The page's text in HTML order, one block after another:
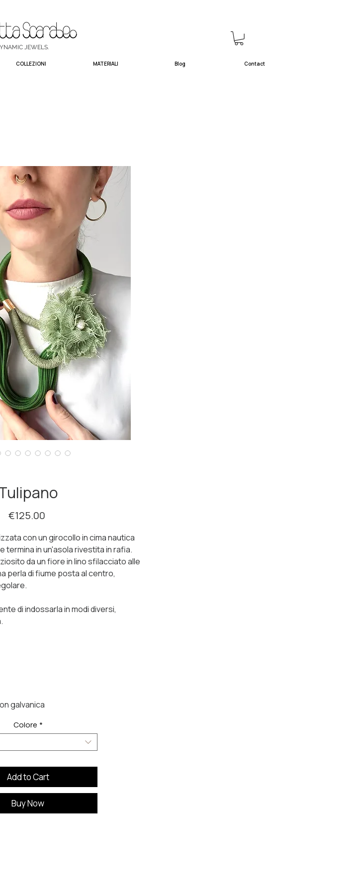
JEWELS.
COLLEZIONI MATERIALI Blog Contact
€125.00Price
con un girocollo in cima nautica
termina in un'asola rivestita in rafia.
da un fiore in lino sfilacciato alle
perla di fiume posta al centro,
di indossarla in modi diversi,
galvanica
Colore *
Add to Cart
Buy Now